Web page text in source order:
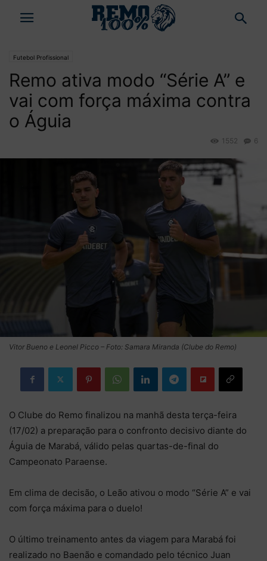
Futebol Profissional
Remo ativa modo “Série A” e
vai com força máxima contra
o Águia
6
1552
Vitor Bueno e Leonel Picco – Foto: Samara Miranda (Clube do Remo)
O Clube do Remo finalizou na manhã desta terça-feira
(17/02) a preparação para o confronto decisivo diante do
Águia de Marabá, válido pelas quartas-de-final do
Campeonato Paraense.
Em clima de decisão, o Leão ativou o modo “Série A” e vai
com força máxima para o duelo!
O último treinamento antes da viagem para Marabá foi
realizado no Baenão e comandado pelo técnico Juan